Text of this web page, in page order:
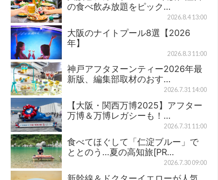
の食べ飲み放題をピック…
2026.8.4 13:00
大阪のナイトプール8選【2026
年】
2026.8.3 11:00
神戸アフタヌーンティー2026年最
新版、編集部取材のおす…
2026.7.31 14:00
【大阪・関西万博2025】アフター
万博＆万博レガシーも！…
2026.7.31 11:00
食べてほぐして「仁淀ブルー」で
ととのう…夏の高知旅[PR…
2026.7.30 09:00